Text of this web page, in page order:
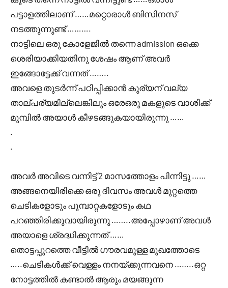
പട്ടാളത്തിലാണ് ……മറ്റൊരാൾ ബിസിനസ്
നടത്തുന്നുണ്ട് ……….
നാട്ടിലെ ഒരു കോളേജിൽ തന്നെ admission ഒക്കെ
ശെരിയാക്കിയതിനു ശേഷം ആണ് അവർ
ഇങ്ങോട്ടേക്ക് വന്നത് ……..
അവളെ തുടർന്ന് പഠിപ്പിക്കാൻ കുര്യന് വല്യ
താല്പര്യമില്ലെങ്കിലും ഒരേഒരു മകളുടെ വാശിക്ക്
മുമ്പിൽ അയാൾ കീഴടങ്ങുകയായിരുന്നു ……
.
.
അവർ അവിടെ വന്നിട്ട് 2 മാസത്തോളം പിന്നിട്ടു ……
അങ്ങനെയിരിക്കെ ഒരു ദിവസം അവൾ മുറ്റത്തെ
ചെടികളോടും പൂമ്പാറ്റകളോടും കഥ
പറഞ്ഞിരിക്കുവായിരുന്നു ……..അപ്പോഴാണ് അവൾ
അയാളെ ശ്രദ്ധിക്കുന്നത് ……
തൊട്ടപ്പുറത്തെ വീട്ടിൽ ഗൗരവമുള്ള മുഖത്തോടെ
…..ചെടികൾക്ക് വെള്ളം നനയ്ക്കുന്നവനെ ……..ഒറ്റ
നോട്ടത്തിൽ കണ്ടാൽ ആരും മയങ്ങുന്ന